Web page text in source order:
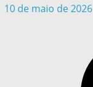
10 de maio de 2026